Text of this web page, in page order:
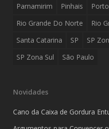
Parnamirim
Pinhais
Rio Grande Do Norte
Rio
Santa Catarina
SP SP
SP Zona Sul
São Paulo
Novidades
Cano da Caixa de Gordura